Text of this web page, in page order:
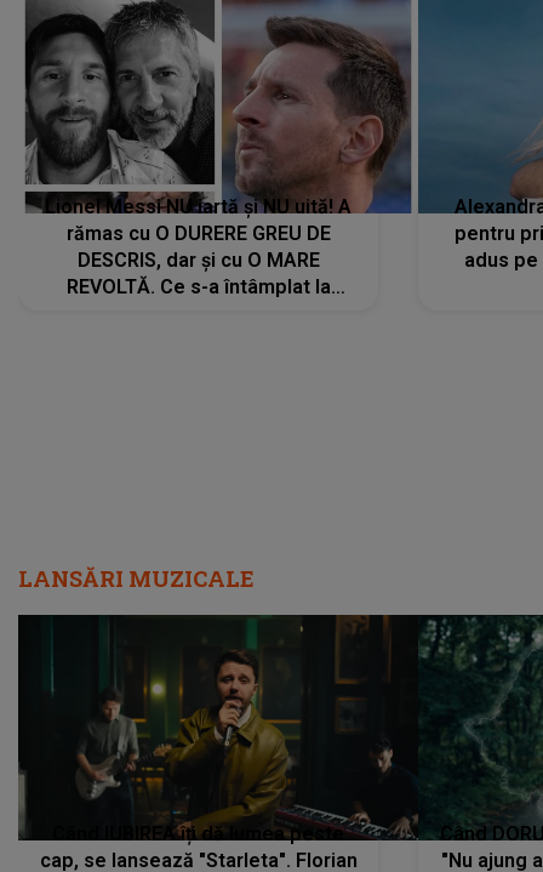
Lionel Messi NU iartă și NU uită! A
rămas cu O DURERE GREU DE
DESCRIS, dar și cu O MARE
REVOLTĂ. Ce s-a întâmplat la
pentru
adus
LANSĂRI MUZICALE
Când IUBIREA îți dă lumea peste
cap, se lansează "Starleta". Florian
Când
"Nu ajung